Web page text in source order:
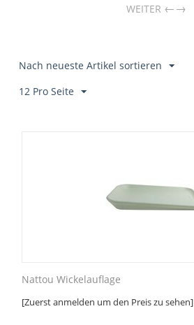
WEITER →
Nach neueste Artikel sortieren
12 Pro Seite
Nattou Wickelauflage
[Zuerst anmelden um den Preis zu sehen]